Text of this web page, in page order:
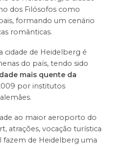
dos Filósofos como
formando um cenário
românticas.
cidade de Heidelberg é
do país, tendo sido
mais quente da
por institutos
ao maior aeroporto do
atrações, vocação turística
fazem de Heidelberg uma